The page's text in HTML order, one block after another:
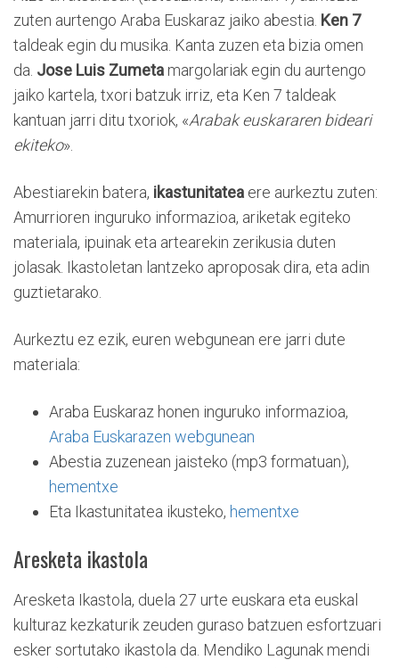
zuten aurtengo Araba Euskaraz jaiko abestia. Ken 7
taldeak egin du musika. Kanta zuzen eta bizia omen
da. Jose Luis Zumeta margolariak egin du aurtengo
jaiko kartela, txori batzuk irriz, eta Ken 7 taldeak
kantuan jarri ditu txoriok, «Arabak euskararen bideari
ekiteko».
Abestiarekin batera, ikastunitatea ere aurkeztu zuten:
Amurrioren inguruko informazioa, ariketak egiteko
materiala, ipuinak eta artearekin zerikusia duten
jolasak. Ikastoletan lantzeko aproposak dira, eta adin
guztietarako.
Aurkeztu ez ezik, euren webgunean ere jarri dute
materiala:
Araba Euskaraz honen inguruko informazioa,
Araba Euskarazen webgunean
Abestia zuzenean jaisteko (mp3 formatuan),
hementxe
Eta Ikastunitatea ikusteko, hementxe
Aresketa ikastola
Aresketa Ikastola, duela 27 urte euskara eta euskal
kulturaz kezkaturik zeuden guraso batzuen esfortzuari
esker sortutako ikastola da. Mendiko Lagunak mendi